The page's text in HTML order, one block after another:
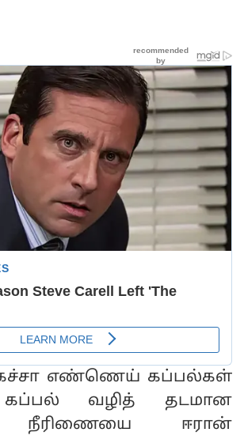
கச்சா எண்ணெய் கப்பல்கள்
கப்பல் வழித் தடமான
நீரிணையை ஈரான்